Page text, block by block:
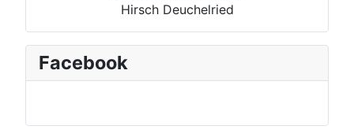
Hirsch Deuchelried
Facebook